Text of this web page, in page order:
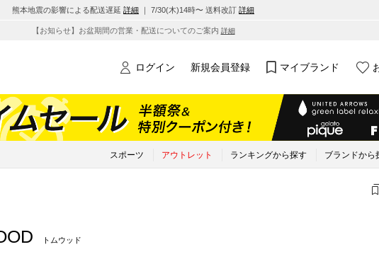
熊本地震の影響による配送遅延 詳細 ｜ 7/30(木)14時〜 送料改訂 詳細
【お知らせ】お盆期間の営業・配送についてのご案内 詳細
ログイン 新規会員登録 マイブランド
スポーツ アウトレット ランキングから探す ブランドから
トムウッド